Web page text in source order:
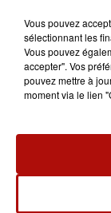
Vous pouvez
sélectionnant les
Vous pouvez
accepter". Vos
pouvez mettre à
moment via le lien